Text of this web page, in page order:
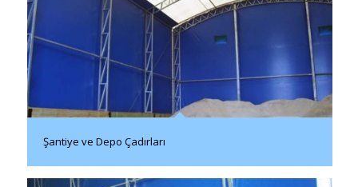
Şantiye ve Depo Çadırları